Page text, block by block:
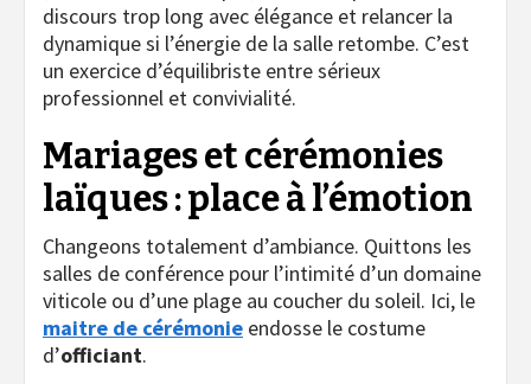
discours trop long avec élégance et relancer la
dynamique si l’énergie de la salle retombe. C’est
un exercice d’équilibriste entre sérieux
professionnel et convivialité.
Mariages et cérémonies
laïques : place à l’émotion
Changeons totalement d’ambiance. Quittons les
salles de conférence pour l’intimité d’un domaine
viticole ou d’une plage au coucher du soleil. Ici, le
maitre de cérémonie endosse le costume
d’officiant.